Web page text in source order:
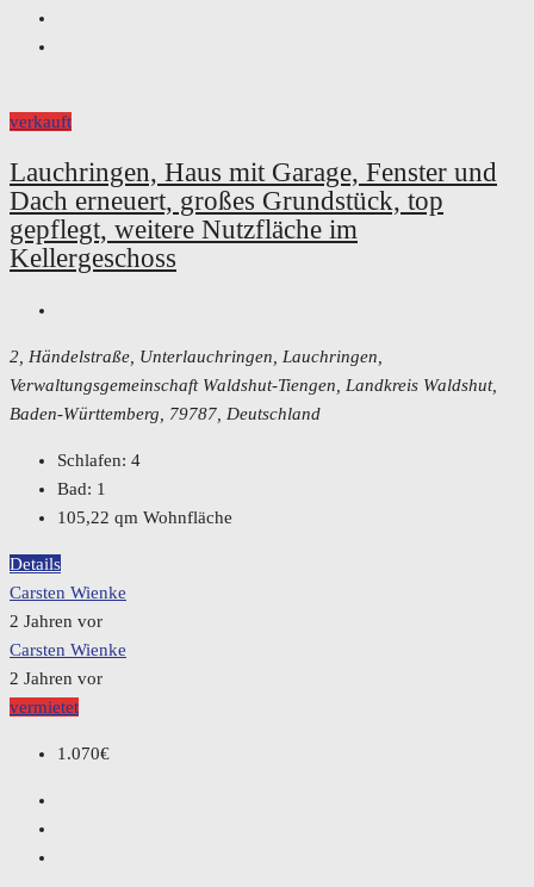
verkauft
Lauchringen, Haus mit Garage, Fenster und
Dach erneuert, großes Grundstück, top
gepflegt, weitere Nutzfläche im
Kellergeschoss
2, Händelstraße, Unterlauchringen, Lauchringen,
Verwaltungsgemeinschaft Waldshut-Tiengen, Landkreis Waldshut,
Baden-Württemberg, 79787, Deutschland
Schlafen: 4
Bad: 1
105,22 qm Wohnfläche
Details
Carsten Wienke
2 Jahren vor
Carsten Wienke
2 Jahren vor
vermietet
1.070€